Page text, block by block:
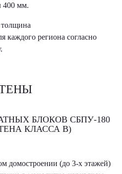
400 мм.
каждого региона согласно
БЛОКОВ СБПУ-180
КЛАССА В)
домостроении (до 3-х этажей)